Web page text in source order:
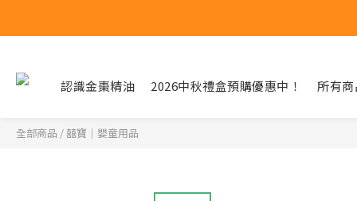
認識金棗精油 2026中秋禮盒預購優惠中！ 所有
全部商品 /囍寶｜嬰童用品